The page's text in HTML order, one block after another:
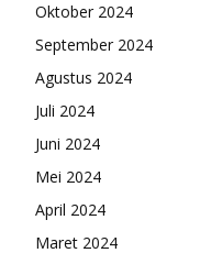
Oktober 2024
September 2024
Agustus 2024
Juli 2024
Juni 2024
Mei 2024
April 2024
Maret 2024